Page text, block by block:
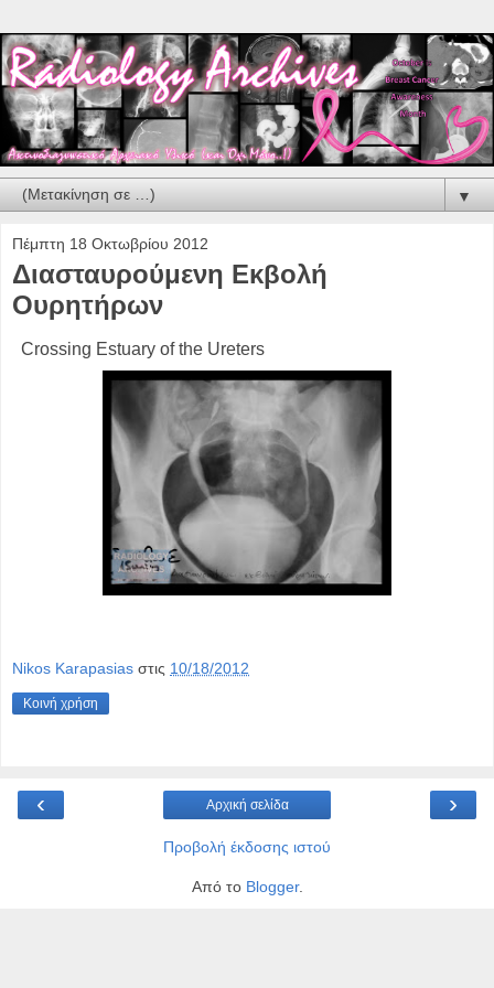
▼
Πέμπτη 18 Οκτωβρίου 2012
Διασταυρούμενη Εκβολή
Ουρητήρων
Crossing Estuary of the Ureters
Nikos Karapasias στις 10/18/2012
Κοινή χρήση
‹ ›
Αρχική σελίδα
Προβολή έκδοσης ιστού
Από το Blogger.